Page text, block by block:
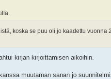
koska se puu oli jo kaadettu vuonna
kirjan kirjoittamisen aikoihin.
muutaman sanan jo